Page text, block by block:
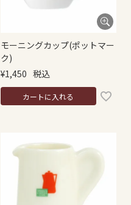
モーニングカップ(ポットマー
ク)
¥1,450 税込
カートに入れる